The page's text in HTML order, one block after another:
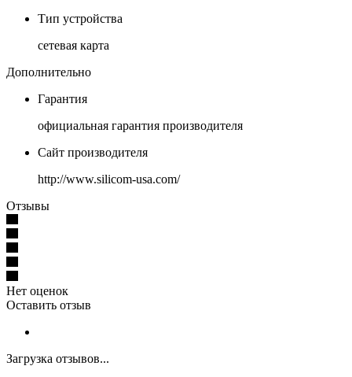
Тип устройства
сетевая карта
Дополнительно
Гарантия
официальная гарантия производителя
Сайт производителя
http://www.silicom-usa.com/
Отзывы
Нет оценок
Оставить отзыв
Загрузка отзывов...